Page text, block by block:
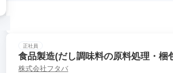
正社員
食品製造(だし調味料の原料処理・梱
株式会社フタバ